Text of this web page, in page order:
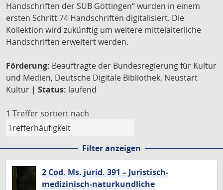
Handschriften der SUB Göttingen“ wurden in einem
ersten Schritt 74 Handschriften digitalisiert. Die
Kollektion wird zukünftig um weitere mittelalterliche
Handschriften erweitert werden.
Förderung: Beauftragte der Bundesregierung für Kultur
und Medien, Deutsche Digitale Bibliothek, Neustart
Kultur | Status: laufend
1 Treffer sortiert nach
Filter anzeigen
2 Cod. Ms. jurid. 391 – Juristisch-
medizinisch-naturkundliche